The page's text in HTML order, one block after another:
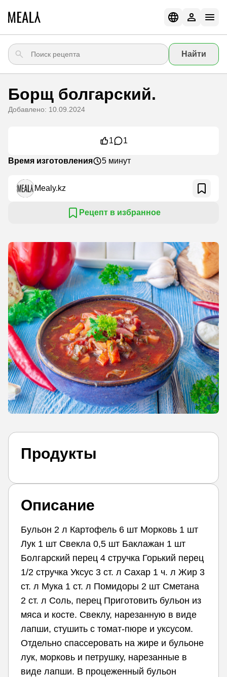
Найти
Борщ болгарский.
Добавлено: 10.09.2024
1 1
Время изготовления 5 минут
Mealy.kz
Рецепт в избранное
Продукты
Описание
Бульон 2 л Картофель 6 шт Морковь 1 шт
Лук 1 шт Свекла 0,5 шт Баклажан 1 шт
Болгарский перец 4 стручка Горький перец
1/2 стручка Уксус 3 ст. л Сахар 1 ч. л Жир 3
ст. л Мука 1 ст. л Помидоры 2 шт Сметана
2 ст. л Соль, перец Приготовить бульон из
мяса и косте. Свеклу, нарезанную в виде
лапши, стушить с томат-пюре и уксусом.
Отдельно спассеровать на жире и бульоне
лук, морковь и петрушку, нарезанные в
виде лапши. В процеженный бульон